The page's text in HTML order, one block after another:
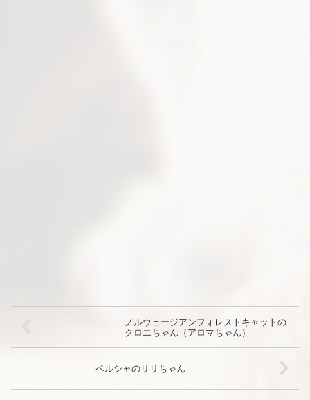
ノルウェージアンフォレストキャットの
クロエちゃん（アロマちゃん）
ペルシャのリリちゃん